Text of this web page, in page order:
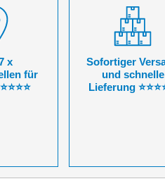
x
für
Sofortiger
und schnelle
Lieferung